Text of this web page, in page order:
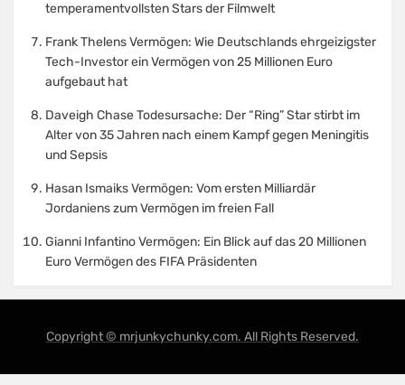
temperamentvollsten Stars der Filmwelt
Frank Thelens Vermögen: Wie Deutschlands ehrgeizigster
Tech-Investor ein Vermögen von 25 Millionen Euro
aufgebaut hat
Daveigh Chase Todesursache: Der “Ring” Star stirbt im
Alter von 35 Jahren nach einem Kampf gegen Meningitis
und Sepsis
Hasan Ismaiks Vermögen: Vom ersten Milliardär
Jordaniens zum Vermögen im freien Fall
Gianni Infantino Vermögen: Ein Blick auf das 20 Millionen
Euro Vermögen des FIFA Präsidenten
Copyright © mrjunkychunky.com. All Rights Reserved.
WordPress